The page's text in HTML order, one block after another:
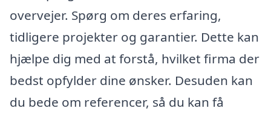
overvejer. Spørg om deres erfaring,
tidligere projekter og garantier. Dette kan
hjælpe dig med at forstå, hvilket firma der
bedst opfylder dine ønsker. Desuden kan
du bede om referencer, så du kan få